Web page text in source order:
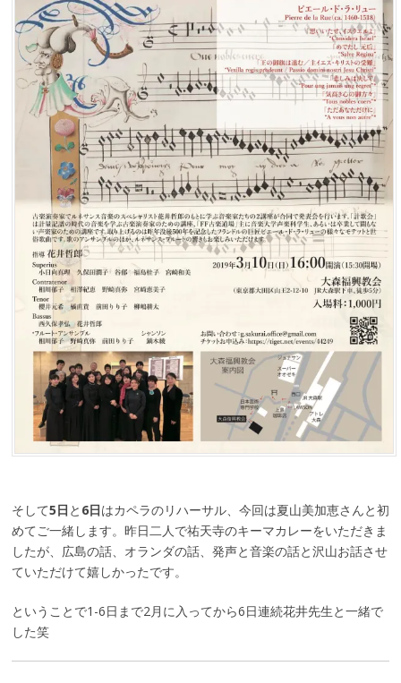
そして5日 と 6日はカペラのリハーサル、今回は夏山美加恵さんと初
めてご一緒します。昨日二人で祐天寺のキーマカレーをいただきま
したが、広島の話、オランダの話、発声と音楽の話と沢山お話させ
ていただけて嬉しかったです。
ということで1-6日まで2月に入ってから6日連続花井先生と一緒で
した笑